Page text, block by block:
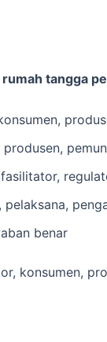
tangga
produsen,
pelaksana,
benar
konsumen,